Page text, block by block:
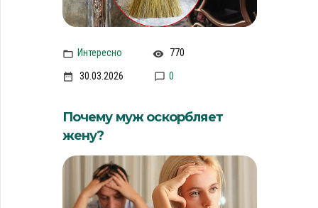
Интересно 770
30.03.2026 0
Почему муж оскорбляет
жену?